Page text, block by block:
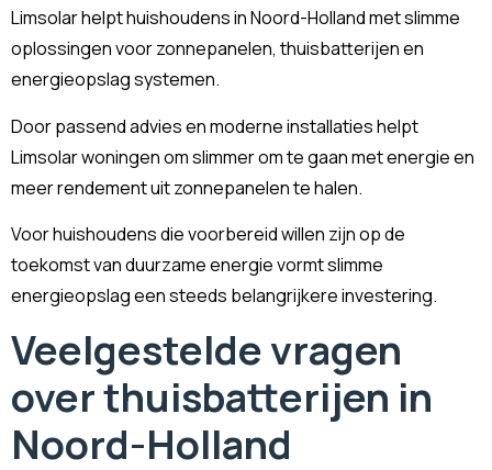
Limsolar helpt huishoudens in Noord-Holland met slimme
oplossingen voor zonnepanelen, thuisbatterijen en
energieopslag systemen.
Door passend advies en moderne installaties helpt
Limsolar woningen om slimmer om te gaan met energie en
meer rendement uit zonnepanelen te halen.
Voor huishoudens die voorbereid willen zijn op de
toekomst van duurzame energie vormt slimme
energieopslag een steeds belangrijkere investering.
Veelgestelde vragen
over thuisbatterijen in
Noord-Holland